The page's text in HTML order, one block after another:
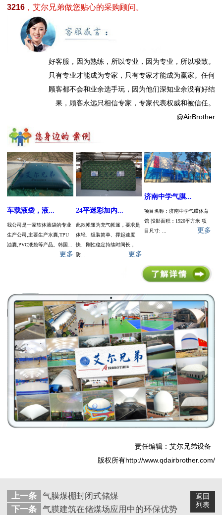
3216 ，艾尔兄弟做您贴心的采购顾问。
好客服，因为熟练，所以专业，因为专业，所以极致。
只有专业才能成为专家，只有专家才能成为赢家。任何
顾客都不会和业余选手玩，因为他们深知业余没有好结
果，顾客永远只相信专家，专家代表权威和被信任。
@AirBrother
车载液袋，液...
我公司是一家软体液袋的专业
生产公司,主要生产水囊,TPU
油囊,PVC液袋等产品。韩国...
更多
24平迷彩加内...
此款帐篷为充气帐篷，要求是
体轻、组装简单、撑起速度
快、刚性稳定持续时间长，
防...
更多
济南中学气膜...
项目名称：​济南中学气膜体育
馆 投影面积：1920平方米 项
目尺寸: ...
更多
责任编辑：艾尔兄弟设备
版权所有http://www.qdairbrother.com/
返回
列表
上一条
气膜煤棚封闭式储煤
下一条
气膜建筑在储煤场应用中的环保优势